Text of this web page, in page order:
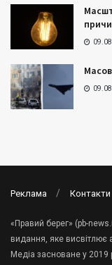
Реклама Контакти
«Правий берег» (pb-
видання, яке висвітлює
Медіа засноване у 2019